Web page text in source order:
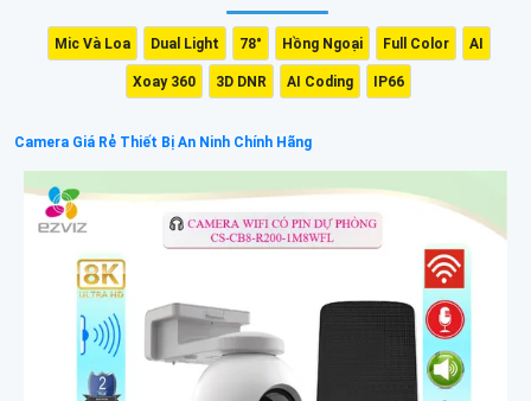
Mic Và Loa Dual Light 78° Hồng Ngoại Full Color AI
Xoay 360 3D DNR AI Coding IP66
Camera Giá Rẻ Thiết Bị An Ninh Chính Hãng